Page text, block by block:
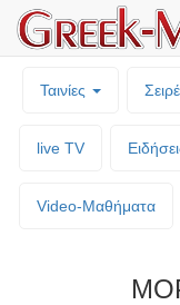
Ταινίες
live TV
Video-Mαθήματα